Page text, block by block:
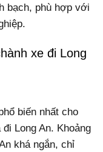
bạch, phù hợp với
xe đi Long
biến nhất cho
Long An. Khoảng
khá ngắn, chỉ